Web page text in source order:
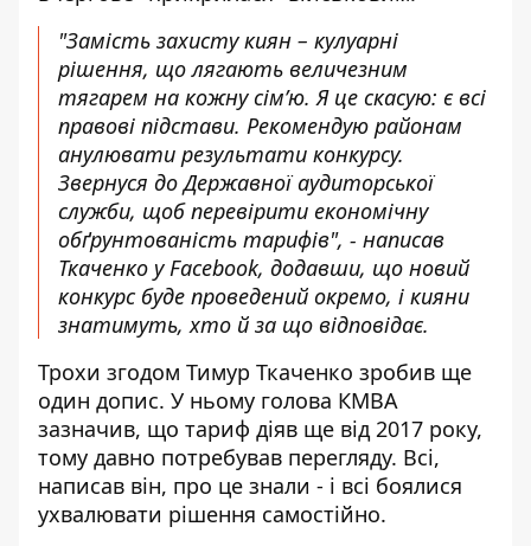
"Замість захисту киян – кулуарні
рішення, що лягають величезним
тягарем на кожну сім’ю. Я це скасую: є всі
правові підстави. Рекомендую районам
анулювати результати конкурсу.
Звернуся до Державної аудиторської
служби, щоб перевірити економічну
обґрунтованість тарифів", - написав
Ткаченко у Facebook, додавши, що новий
конкурс буде проведений окремо, і кияни
знатимуть, хто й за що відповідає.
Трохи згодом Тимур Ткаченко зробив ще
один допис. У ньому голова КМВА
зазначив, що тариф діяв ще від 2017 року,
тому давно потребував перегляду. Всі,
написав він, про це знали - і всі боялися
ухвалювати рішення самостійно.